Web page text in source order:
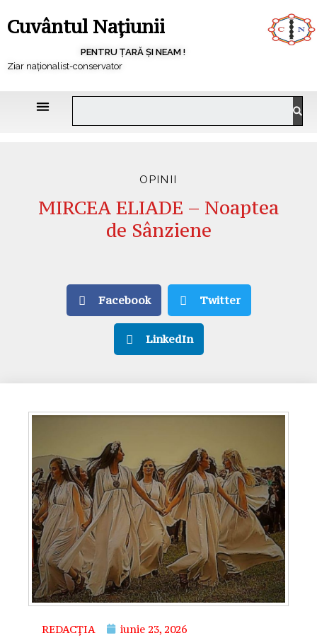
Cuvântul Națiunii
PENTRU ȚARĂ ȘI NEAM !
Ziar naționalist-conservator
OPINII
MIRCEA ELIADE – Noaptea
de Sânziene
Facebook Twitter
LinkedIn
REDACȚIA iunie 23, 2026